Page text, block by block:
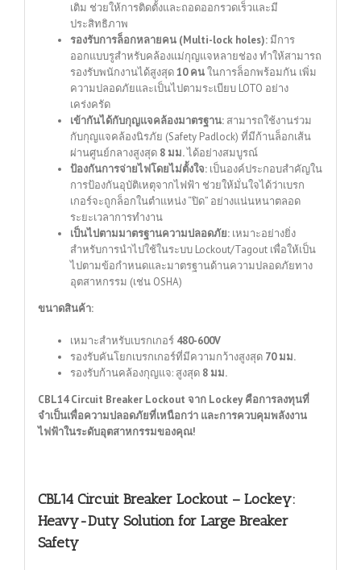
เติม ช่วยให้การติดตั้งและถอดออกรวดเร็วและมี
ประสิทธิภาพ
รองรับการล็อกหลายคน (Multi-lock holes):มีการ
ออกแบบรูสำหรับคล้องแม่กุญแจหลายช่อง ทำให้สามารถ
รองรับพนักงานได้สูงสุด10 คนในการล็อกพร้อมกัน เพิ่ม
ความปลอดภัยและเป็นไปตามระเบียบ LOTO อย่าง
เคร่งครัด
เข้ากันได้กับกุญแจคล้องมาตรฐาน:สามารถใช้งานร่วม
กับกุญแจคล้องนิรภัย (Safety Padlock) ที่มีก้านล็อกเส้น
ผ่านศูนย์กลางสูงสุด 8 มม.ได้อย่างสมบูรณ์
ป้องกันการจ่ายไฟโดยไม่ตั้งใจ:เป็นองค์ประกอบสำคัญใน
การป้องกันอุบัติเหตุจากไฟฟ้า ช่วยให้มั่นใจได้ว่าเบรก
เกอร์จะถูกล็อกในตำแหน่ง “ปิด” อย่างแน่นหนาตลอด
ระยะเวลาการทำงาน
เป็นไปตามมาตรฐานความปลอดภัย:เหมาะอย่างยิ่ง
สำหรับการนำไปใช้ในระบบ Lockout/Tagout เพื่อให้เป็น
ไปตามข้อกำหนดและมาตรฐานด้านความปลอดภัยทาง
อุตสาหกรรม (เช่น OSHA)
ขนาดสินค้า:
เหมาะสำหรับเบรกเกอร์ 480-600V
รองรับคันโยกเบรกเกอร์ที่มีความกว้างสูงสุด 70 มม.
รองรับก้านคล้องกุญแจ: สูงสุด 8 มม.
CBL14 Circuit Breaker Lockout จาก Lockey คือการลงทุนที่
จำเป็นเพื่อความปลอดภัยที่เหนือกว่า และการควบคุมพลังงาน
ไฟฟ้าในระดับอุตสาหกรรมของคุณ!
CBL14 Circuit Breaker Lockout – Lockey:
Heavy-Duty Solution for Large Breaker
Safety